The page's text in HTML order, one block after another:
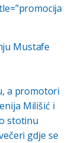
Mustafe
a promotori
Milišić i
stotinu
gdje se